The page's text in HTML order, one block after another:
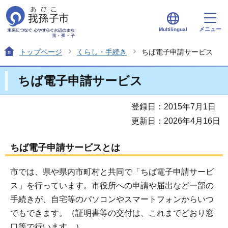
Multilingual メニュー
トップページ くらし・手続き ちば電子申請サービス
ちば電子申請サービス
登録日：2015年7月1日
更新日：2026年4月16日
ちば電子申請サービスとは
市では、県や県内市町村と共同で「ちば電子申請サービ
ス」を行っています。市役所への申請や届出など一部の
手続きが、自宅等のパソコンやスマートフォンからいつ
でもできます。（証明書等の交付は、これまでどおり窓